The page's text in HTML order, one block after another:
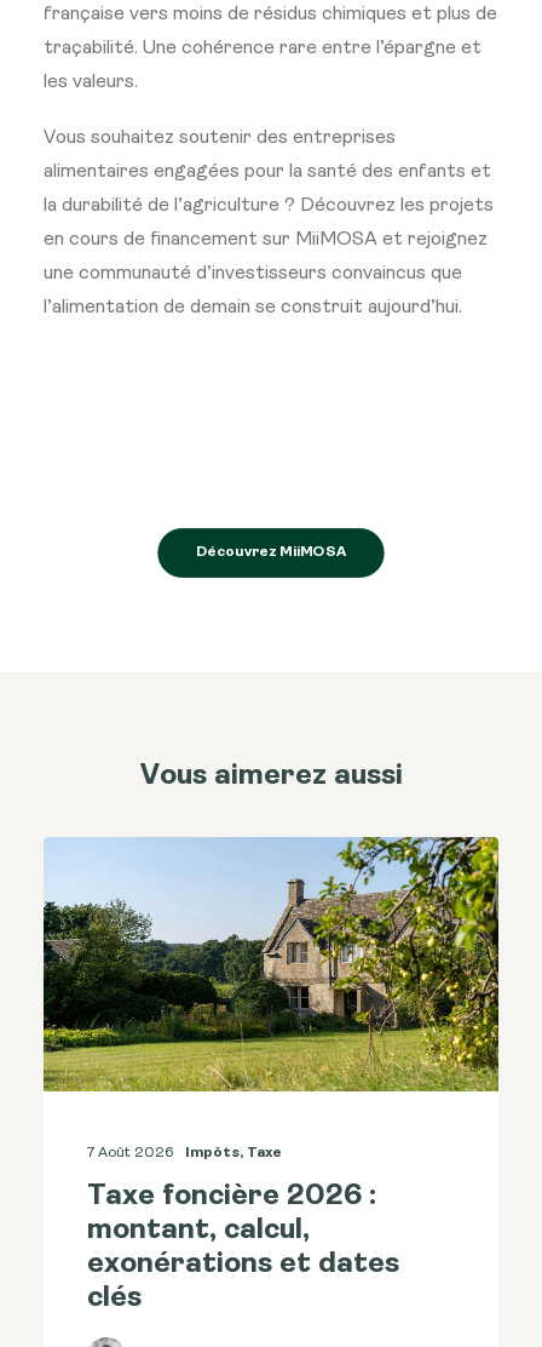
française vers moins de résidus chimiques et plus de
traçabilité. Une cohérence rare entre l’épargne et
les valeurs.
Vous souhaitez soutenir des entreprises
alimentaires engagées pour la santé des enfants et
la durabilité de l’agriculture ? Découvrez les projets
en cours de financement sur MiiMOSA et rejoignez
une communauté d’investisseurs convaincus que
l’alimentation de demain se construit aujourd’hui.
Découvrez MiiMOSA
Vous aimerez aussi
7 Août 2026 Impôts, Taxe
Taxe foncière 2026 :
montant, calcul,
exonérations et dates
clés